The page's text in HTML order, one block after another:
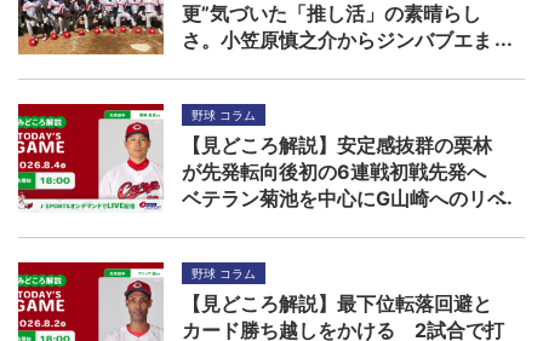
更”気づいた「推し活」の素晴らし
さ。小笠原慎之介からジンバブエま
野球 コラム
【見どころ解説】安定感抜群の栗林
が先発転向後初の6連戦初戦先発へ
ベテラン菊池を中心にG山崎へのリベ
野球 コラム
【見どころ解説】最下位転落回避と
カード勝ち越しをかける 2試合で打